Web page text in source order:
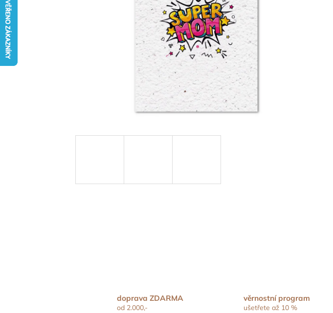
doprava ZDARMA
od 2.000,-
věrnostní program
ušetřete až 10 %